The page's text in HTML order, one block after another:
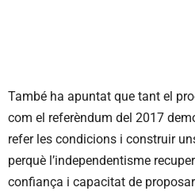
També ha apuntat que tant el
com el referèndum del 2017
refer les condicions i construir
perquè l’independentisme
confiança i capacitat de